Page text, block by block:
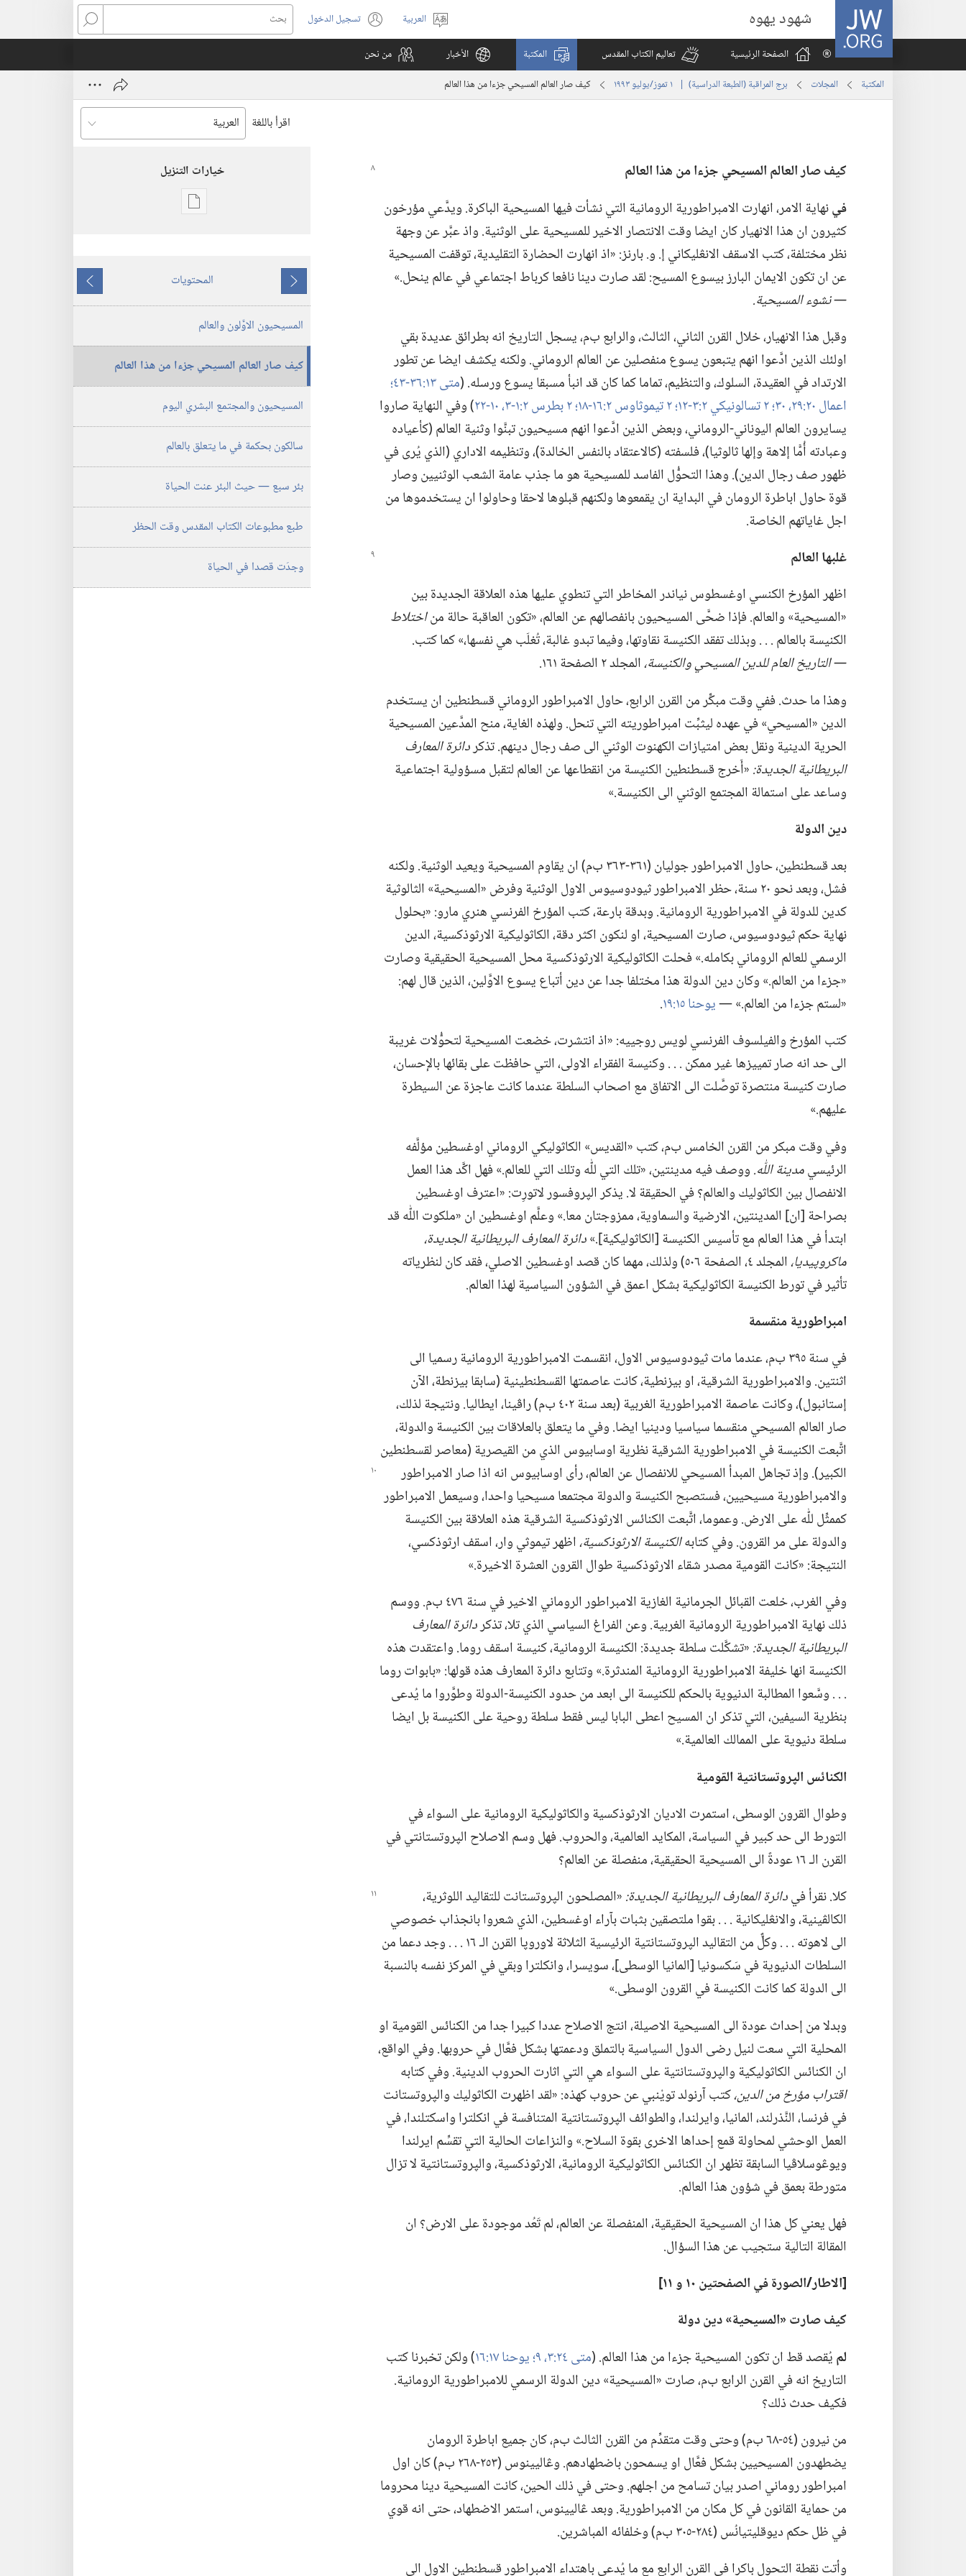
JW.ORG شهود يهوه
اختر
اللغة
العربية تسجيل الدخول
(يفتح
نافذة
بحث
الصفحة الرئيسية
تعاليم الكتاب المقدس المكتبة الأخبار من نحن
المكتبة المجلات برج المراقبة (‏الطبعة الدراسية)‏ | ‏‎ ١‏ ‏‎تموز/يوليو‏ ‎١٩٩٣ كيف صار العالم المسيحي جزءا من هذا العالم
اقرأ باللغة
كيف صار العالم المسيحي جزءا من هذا العالم
فينهاية الامر،‏ انهارت الامبراطورية الرومانية التي نشأت فيها المسيحية الباكرة.‏ ويدَّعي مؤرخون
كثيرون ان هذا الانهيار كان ايضا وقت الانتصار الاخير للمسيحية على الوثنية.‏ واذ عبَّر عن وجهة
نظر مختلفة،‏ كتب الاسقف الانڠليكاني إ.‏ و.‏ بارنز:‏ «اذ انهارت الحضارة التقليدية،‏ توقفت المسيحية
عن ان تكون الايمان البارز بيسوع المسيح:‏ لقد صارت دينا نافعا كرباط اجتماعي في عالم ينحل.‏»
—‏ نشوء المسيحية.‏
وقبل هذا الانهيار،‏ خلال القرن الثاني،‏ الثالث،‏ والرابع ب‌م،‏ يسجل التاريخ انه بطرائق عديدة بقي
اولئك الذين ادَّعوا انهم يتبعون يسوع منفصلين عن العالم الروماني.‏ ولكنه يكشف ايضا عن تطور
الارتداد في العقيدة،‏ السلوك،‏ والتنظيم،‏ تماما كما كان قد انبأ مسبقا يسوع ورسله.‏ (‏متى ١٣:‏٣٦-‏٤٣؛‏
اعمال ٢٠:‏٢٩،‏ ٣٠؛‏
‏)‏ وفي النهاية صاروا
يسايرون العالم اليوناني-‏الروماني،‏ وبعض الذين ادَّعوا انهم مسيحيون تبنَّوا وثنية العالم (‏كأعياده
وعبادته أُمًّا إلاهة وإلها ثالوثيا)‏،‏ فلسفته (‏كالاعتقاد بالنفس الخالدة)‏،‏ وتنظيمه الاداري (‏الذي يُرى في
ظهور صف رجال الدين)‏.‏ وهذا التحوُّل الفاسد للمسيحية هو ما جذب عامة الشعب الوثنيين وصار
قوة حاول اباطرة الرومان في البداية ان يقمعوها ولكنهم قبلوها لاحقا وحاولوا ان يستخدموها من
اجل غاياتهم الخاصة.‏
غلبها العالم
اظهر المؤرخ الكنسي اوغسطوس نياندر المخاطر التي تنطوي عليها هذه العلاقة الجديدة بين
«المسيحية» والعالم.‏ فإذا ضحَّى المسيحيون بانفصالهم عن العالم،‏ «تكون العاقبة حالة مناختلاط
الكنيسة بالعالم .‏ .‏ .‏ وبذلك تفقد الكنيسة نقاوتها،‏ وفيما تبدو غالبة،‏ تُغلَب هي نفسها،‏» كما كتب.‏
—‏ التاريخ العام للدين المسيحي والكنيسة،‏المجلد ٢ الصفحة ١٦١.‏
وهذا ما حدث.‏ ففي وقت مبكِّر من القرن الرابع،‏ حاول الامبراطور الروماني قسطنطين ان يستخدم
الدين «المسيحي» في عهده ليثبِّت امبراطوريته التي تنحل.‏ ولهذه الغاية،‏ منح المدَّعين المسيحية
الحرية الدينية ونقل بعض امتيازات الكهنوت الوثني الى صف رجال دينهم.‏ تذكردائرة المعارف
البريطانية الجديدة:‏‏«أَخرج قسطنطين الكنيسة من انقطاعها عن العالم لتقبل مسؤولية اجتماعية
وساعد على استمالة المجتمع الوثني الى الكنيسة.‏»‏
دين الدولة
بعد قسطنطين،‏ حاول الامبراطور جوليان (‏٣٦١-‏٣٦٣ ب‌م)‏ ان يقاوم المسيحية ويعيد الوثنية.‏ ولكنه
فشل،‏ وبعد نحو ٢٠ سنة،‏ حظر الامبراطور ثيودوسيوس الاول الوثنية وفرض «المسيحية» الثالوثية
كدين للدولة في الامبراطورية الرومانية.‏ وبدقة بارعة،‏ كتب المؤرخ الفرنسي هنري مارو:‏ «بحلول
نهاية حكم ثيودوسيوس،‏ صارت المسيحية،‏ او لنكون اكثر دقة،‏ الكاثوليكية الارثوذكسية،‏ الدين
الرسمي للعالم الروماني بكامله.‏» فحلت الكاثوليكية الارثوذكسية محل المسيحية الحقيقية وصارت
«جزءا من العالم.‏» وكان دين الدولة هذا مختلفا جدا عن دين أتباع يسوع الاوَّلين،‏ الذين قال لهم:‏
«لستم جزءا من العالم.‏» —‏يوحنا ١٥:‏١٩
‏.‏
كتب المؤرخ والفيلسوف الفرنسي لويس روجييه:‏ «اذ انتشرت،‏ خضعت المسيحية لتحوُّلات غريبة
الى حد انه صار تمييزها غير ممكن .‏ .‏ .‏ وكنيسة الفقراء الاولى،‏ التي حافظت على بقائها بالإحسان،‏
صارت كنيسة منتصرة توصَّلت الى الاتفاق مع اصحاب السلطة عندما كانت عاجزة عن السيطرة
عليهم.‏»‏
وفي وقت مبكر من القرن الخامس ب‌م،‏ كتب «القديس» الكاثوليكي الروماني اوغسطين مؤلَّفه
الرئيسيمدينة اللّٰه.‏ووصف فيه مدينتين،‏ «تلك التي للّٰه وتلك التي للعالم.‏» فهل اكَّد هذا العمل
الانفصال بين الكاثوليك والعالم؟‏ في الحقيقة لا.‏ يذكر الپروفسور لاتورِت:‏ «اعترف اوغسطين
بصراحة [ان] المدينتين،‏ الارضية والسماوية،‏ ممزوجتان معا.‏» وعلَّم اوغسطين ان «ملكوت اللّٰه قد
ابتدأ في هذا العالم مع تأسيس الكنيسة [الكاثوليكية].‏»دائرة المعارف البريطانية الجديدة،‏
ماكروپيديا،‏
المجلد ٤،‏ الصفحة ٥٠٦)‏ ولذلك،‏ مهما كان قصد اوغسطين الاصلي،‏ فقد كان لنظرياته
تأثير في تورط الكنيسة الكاثوليكية بشكل اعمق في الشؤون السياسية لهذا العالم.‏
امبراطورية منقسمة
في سنة ٣٩٥ ب‌م،‏ عندما مات ثيودوسيوس الاول،‏ انقسمت الامبراطورية الرومانية رسميا الى
اثنتين.‏ والامبراطورية الشرقية،‏ او بيزنطية،‏ كانت عاصمتها القسطنطينية (‏سابقا بيزنطة،‏ الآن
إستانبول)‏،‏ وكانت عاصمة الامبراطورية الغربية (‏بعد سنة ٤٠٢ ب‌م)‏ راڤينا،‏ ايطاليا.‏ ونتيجة لذلك،‏
صار العالم المسيحي منقسما سياسيا ودينيا ايضا.‏ وفي ما يتعلق بالعلاقات بين الكنيسة والدولة،‏
اتَّبعت الكنيسة في الامبراطورية الشرقية نظرية اوسابيوس الذي من القيصرية (‏معاصر لقسطنطين
الكبير)‏.‏ وإذ تجاهل المبدأ المسيحي للانفصال عن العالم،‏ رأى اوسابيوس انه اذا صار الامبراطور
والامبراطورية مسيحيين،‏ فستصبح الكنيسة والدولة مجتمعا مسيحيا واحدا،‏ وسيعمل الامبراطور
كممثِّل للّٰه على الارض.‏ وعموما،‏ اتَّبعت الكنائس الارثوذكسية الشرقية هذه العلاقة بين الكنيسة
والدولة على مر القرون.‏ وفي كتابهالكنيسة الارثوذكسية،‏اظهر تيموثي وار،‏ اسقف ارثوذكسي،‏
النتيجة:‏ «كانت القومية مصدر شقاء الارثوذكسية طوال القرون العشرة الاخيرة.‏»‏
وفي الغرب،‏ خلعت القبائل الجرمانية الغازية الامبراطور الروماني الاخير في سنة ٤٧٦ ب‌م.‏ ووسم
ذلك نهاية الامبراطورية الرومانية الغربية.‏ وعن الفراغ السياسي الذي تلا،‏ تذكردائرة المعارف
البريطانية الجديدة:‏‏«تشكَّلت سلطة جديدة:‏ الكنيسة الرومانية،‏ كنيسة اسقف روما.‏ واعتقدت هذه
الكنيسة انها خليفة الامبراطورية الرومانية المندثرة.‏» وتتابع دائرة المعارف هذه قولها:‏ «بابوات روما
.‏ .‏ .‏ وسَّعوا المطالبة الدنيوية بالحكم للكنيسة الى ابعد من حدود الكنيسة-‏الدولة وطوَّروا ما يُدعى
بنظرية السيفين،‏ التي تذكر ان المسيح اعطى البابا ليس فقط سلطة روحية على الكنيسة بل ايضا
سلطة دنيوية على الممالك العالمية.‏»‏
الكنائس الپروتستانتية القومية
وطوال القرون الوسطى،‏ استمرت الاديان الارثوذكسية والكاثوليكية الرومانية على السواء في
التورط الى حد كبير في السياسة،‏ المكايد العالمية،‏ والحروب.‏ فهل وسم الاصلاح الپروتستانتي في
القرن الـ‍ ١٦ عودةً الى المسيحية الحقيقية،‏ منفصلة عن العالم؟‏
كلا.‏ نقرأ فيدائرة المعارف البريطانية الجديدة:‏‏«المصلحون الپروتستانت للتقاليد اللوثرية،‏
الكالڤينية،‏ والانڠليكانية .‏ .‏ .‏ بقوا ملتصقين بثبات بآراء اوغسطين،‏ الذي شعروا بانجذاب خصوصي
الى لاهوته .‏ .‏ .‏ وكلٌّ من التقاليد الپروتستانتية الرئيسية الثلاثة لاوروپا القرن الـ‍ ١٦ .‏ .‏ .‏ وجد دعما من
السلطات الدنيوية في سَكسونيا [المانيا الوسطى]،‏ سويسرا،‏ وانكلترا وبقي في المركز نفسه بالنسبة
الى الدولة كما كانت الكنيسة في القرون الوسطى.‏»‏
وبدلا من إحداث عودة الى المسيحية الاصيلة،‏ انتج الاصلاح عددا كبيرا جدا من الكنائس القومية او
المحلية التي سعت لنيل رضى الدول السياسية بالتملق ودعمتها بشكل فعَّال في حروبها.‏ وفي الواقع،‏
ان الكنائس الكاثوليكية والپروتستانتية على السواء هي التي اثارت الحروب الدينية.‏ وفي كتابه
اقتراب مؤرخ من الدين،‏كتب آرنولد تويْنبي عن حروب كهذه:‏ «لقد اظهرت الكاثوليك والپروتستانت
في فرنسا،‏ النَّذرلند،‏ المانيا،‏ وايرلندا،‏ والطوائف الپروتستانتية المتنافسة في انكلترا واسكتلندا،‏ في
العمل الوحشي لمحاولة قمع إحداها الاخرى بقوة السلاح.‏» والنزاعات الحالية التي تقسِّم ايرلندا
ويوڠوسلاڤيا السابقة تظهر ان الكنائس الكاثوليكية الرومانية،‏ الارثوذكسية،‏ والپروتستانتية لا تزال
متورطة بعمق في شؤون هذا العالم.‏
فهل يعني كل هذا ان المسيحية الحقيقية،‏ المنفصلة عن العالم،‏ لم تَعُد موجودة على الارض؟‏ ان
المقالة التالية ستجيب عن هذا السؤال.‏
‏[الاطار/‏الصورة في الصفحتين ١٠ و ١١]‏
كيف صارت «المسيحية» دين دولة
لميُقصد قط ان تكون المسيحية جزءا من هذا العالم.‏ (‏متى ٢٤:‏٣،‏ يوحنا ١٧:‏١٦
‏)‏ ولكن تخبرنا كتب
التاريخ انه في القرن الرابع ب‌م،‏ صارت «المسيحية» دين الدولة الرسمي للامبراطورية الرومانية.‏
فكيف حدث ذلك؟‏
من نيرون (‏٥٤-‏٦٨ ب‌م)‏ وحتى وقت متقدِّم من القرن الثالث ب‌م،‏ كان جميع اباطرة الرومان
يضطهدون المسيحيين بشكل فعَّال او يسمحون باضطهادهم.‏ وڠاليينوس (‏٢٥٣-‏٢٦٨ ب‌م)‏ كان اول
امبراطور روماني اصدر بيان تسامح من اجلهم.‏ وحتى في ذلك الحين،‏ كانت المسيحية دينا محروما
من حماية القانون في كل مكان من الامبراطورية.‏ وبعد ڠاليينوس،‏ استمر الاضطهاد،‏ حتى انه قوي
في ظل حكم ديوقليتيانُس (‏٢٨٤-‏٣٠٥ ب‌م)‏ وخلفائه المباشرين.‏
وأتت نقطة التحول باكرا في القرن الرابع مع ما يُدعى باهتداء الامبراطور قسطنطين الاول الى
خيارات التنزيل
خيارات
١‏ ‏‎تموز/
‎١٩٩٣
ما
يسبق
المحتويات
ما
يلي
المسيحيون الاوَّلون والعالم
كيف صار العالم المسيحي جزءا من هذا العالم
المسيحيون والمجتمع البشري اليوم
سالكون بحكمة في ما يتعلق بالعالم
بئر سبع —‏ حيث البئر عنت الحياة
طبع مطبوعات الكتاب المقدس وقت الحظر
وجدَت قصدا في الحياة